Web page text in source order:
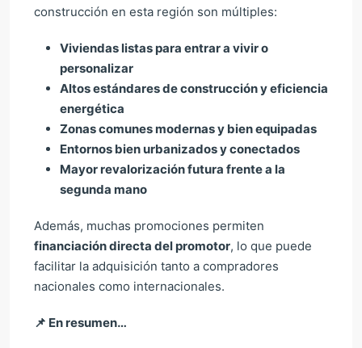
construcción en esta región son múltiples:
Viviendas listas para entrar a vivir o
personalizar
Altos estándares de construcción y eficiencia
energética
Zonas comunes modernas y bien equipadas
Entornos bien urbanizados y conectados
Mayor revalorización futura frente a la
segunda mano
Además, muchas promociones permiten
financiación directa del promotor, lo que puede
facilitar la adquisición tanto a compradores
nacionales como internacionales.
📌 En resumen…